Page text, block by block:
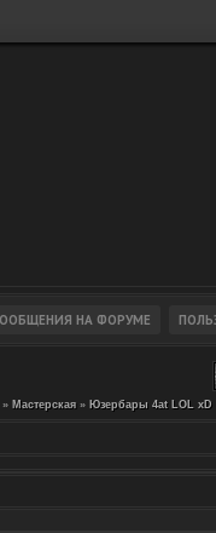
» Мастерская » Юзербары 4at LOL xD